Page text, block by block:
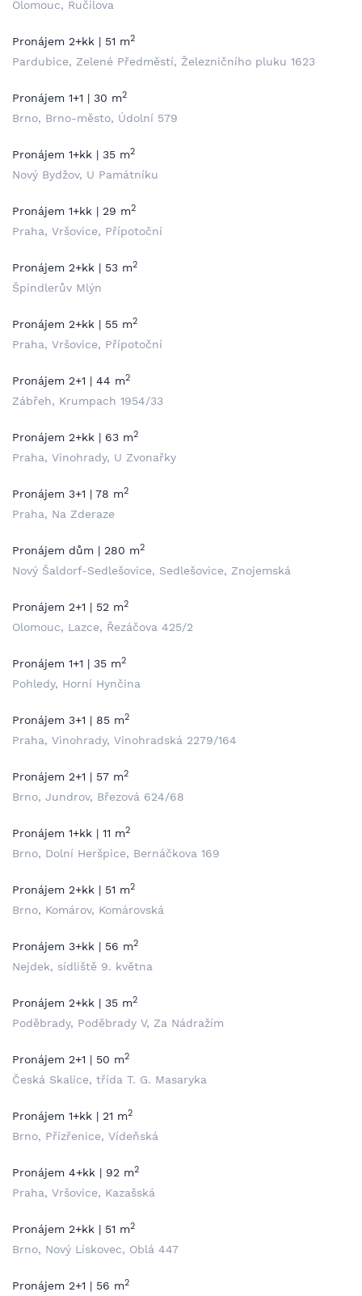
Olomouc, Ručilova
Pronájem 2+kk | 51 m2
Pardubice, Zelené Předměstí, Železničního pluku 1623
Pronájem 1+1 | 30 m2
Brno, Brno-město, Údolní 579
Pronájem 1+kk | 35 m2
Nový Bydžov, U Památníku
Pronájem 1+kk | 29 m2
Praha, Vršovice, Přípotoční
Pronájem 2+kk | 53 m2
Špindlerův Mlýn
Pronájem 2+kk | 55 m2
Praha, Vršovice, Přípotoční
Pronájem 2+1 | 44 m2
Zábřeh, Krumpach 1954/33
Pronájem 2+kk | 63 m2
Praha, Vinohrady, U Zvonařky
Pronájem 3+1 | 78 m2
Praha, Na Zderaze
Pronájem dům | 280 m2
Nový Šaldorf-Sedlešovice, Sedlešovice, Znojemská
Pronájem 2+1 | 52 m2
Olomouc, Lazce, Řezáčova 425/2
Pronájem 1+1 | 35 m2
Pohledy, Horní Hynčina
Pronájem 3+1 | 85 m2
Praha, Vinohrady, Vinohradská 2279/164
Pronájem 2+1 | 57 m2
Brno, Jundrov, Březová 624/68
Pronájem 1+kk | 11 m2
Brno, Dolní Heršpice, Bernáčkova 169
Pronájem 2+kk | 51 m2
Brno, Komárov, Komárovská
Pronájem 3+kk | 56 m2
Nejdek, sídliště 9. května
Pronájem 2+kk | 35 m2
Poděbrady, Poděbrady V, Za Nádražím
Pronájem 2+1 | 50 m2
Česká Skalice, třída T. G. Masaryka
Pronájem 1+kk | 21 m2
Brno, Přízřenice, Vídeňská
Pronájem 4+kk | 92 m2
Praha, Vršovice, Kazašská
Pronájem 2+kk | 51 m2
Brno, Nový Lískovec, Oblá 447
Pronájem 2+1 | 56 m2